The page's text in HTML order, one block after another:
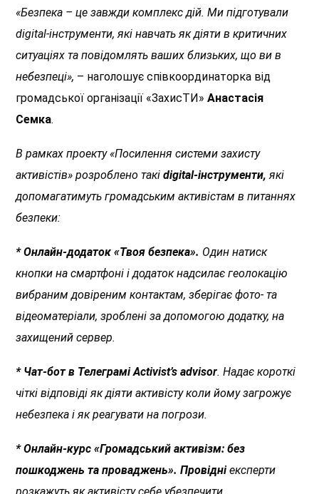
«Безпека – це завжди комплекс дій. Ми підготували
digital-інструменти, які навчать як діяти в критичних
ситуаціях та повідомлять ваших близьких, що ви в
небезпеці», – наголошує співкоординаторка від
громадської організації «ЗахисТИ»Анастасія
Семка.
В рамках проекту «Посилення системи захисту
активістів» розроблено такіdigital-інструменти, які
допомагатимуть громадським активістам в питаннях
безпеки:
* Онлайн-додаток «Твоя безпека». Один натиск
кнопки на смартфоні і додаток надсилає геолокацію
вибраним довіреним контактам, зберігає фото- та
відеоматеріали, зроблені за допомогою додатку, на
захищений сервер.
* Чат-бот в Телеграмі Activist’s advisor. Надає короткі
чіткі відповіді як діяти активісту коли йому загрожує
небезпека і як реагувати на погрози.
* Онлайн-курс «Громадський активізм: без
пошкоджень та проваджень». Провідніексперти